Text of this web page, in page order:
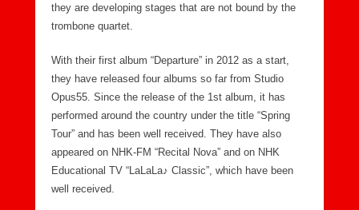
they are developing stages that are not bound by the
trombone quartet.
With their first album “Departure” in 2012 as a start,
they have released four albums so far from Studio
Opus55. Since the release of the 1st album, it has
performed around the country under the title “Spring
Tour” and has been well received. They have also
appeared on NHK-FM “Recital Nova” and on NHK
Educational TV “LaLaLa♪ Classic”, which have been
well received.